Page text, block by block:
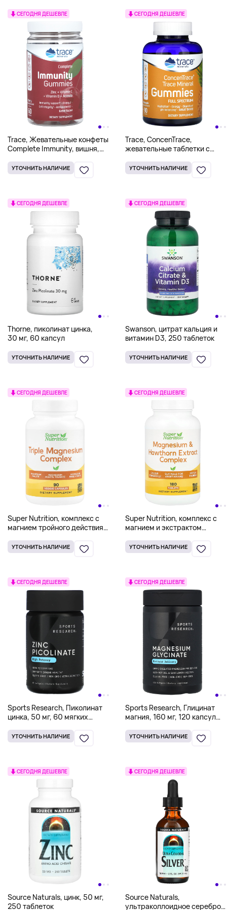
СЕГОДНЯ ДЕШЕВЛЕ
Trace, Жевательные конфеты
Complete Immunity, вишня,
УТОЧНИТЬ НАЛИЧИЕ
СЕГОДНЯ ДЕШЕВЛЕ
Trace, ConcenTrace,
жевательные таблетки с
ананаса, 90 жевательных
таблеток
УТОЧНИТЬ НАЛИЧИЕ
СЕГОДНЯ ДЕШЕВЛЕ
Thorne, пиколинат цинка,
30 мг, 60 капсул
УТОЧНИТЬ НАЛИЧИЕ
СЕГОДНЯ ДЕШЕВЛЕ
Swanson, цитрат кальция и
витамин D3, 250 таблеток
УТОЧНИТЬ НАЛИЧИЕ
СЕГОДНЯ ДЕШЕВЛЕ
Super Nutrition, комплекс с
магнием тройного действия,
УТОЧНИТЬ НАЛИЧИЕ
СЕГОДНЯ ДЕШЕВЛЕ
Super Nutrition, комплекс с
магнием и экстрактом
УТОЧНИТЬ НАЛИЧИЕ
СЕГОДНЯ ДЕШЕВЛЕ
Sports Research, Пиколинат
цинка, 50 мг, 60 мягких
УТОЧНИТЬ НАЛИЧИЕ
СЕГОДНЯ ДЕШЕВЛЕ
Sports Research, Глицинат
магния, 160 мг, 120 капсул
УТОЧНИТЬ НАЛИЧИЕ
СЕГОДНЯ ДЕШЕВЛЕ
Source Naturals, цинк, 50 мг,
250 таблеток
СЕГОДНЯ ДЕШЕВЛЕ
Source Naturals,
ультраколлоидное серебро,